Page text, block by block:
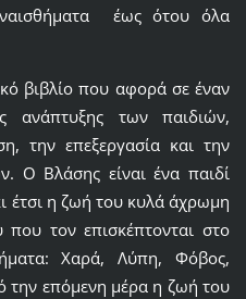
έως ότου όλα
βιβλίο που αφορά σε έναν
ανάπτυξης των παιδιών,
την επεξεργασία και την
Ο Βλάσης είναι ένα παιδί
έτσι η ζωή του κυλά άχρωμη
τον επισκέπτονται στο
Χαρά, Λύπη, Φόβος,
την επόμενη μέρα η ζωή του